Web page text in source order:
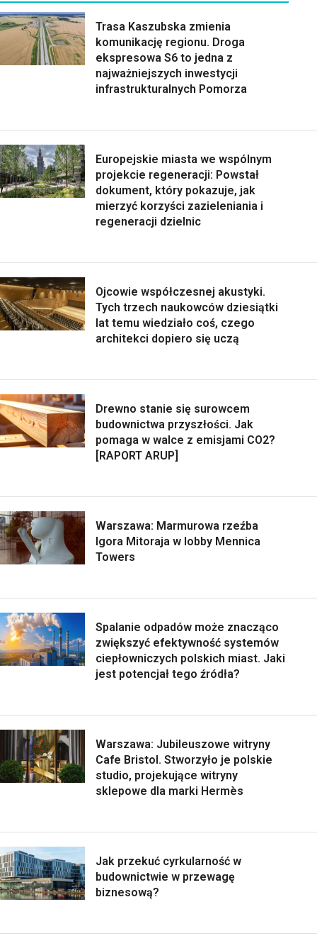
Trasa Kaszubska zmienia
komunikację regionu. Droga
ekspresowa S6 to jedna z
najważniejszych inwestycji
infrastrukturalnych Pomorza
Europejskie miasta we wspólnym
projekcie regeneracji: Powstał
dokument, który pokazuje, jak
mierzyć korzyści zazieleniania i
regeneracji dzielnic
Ojcowie współczesnej akustyki.
Tych trzech naukowców dziesiątki
lat temu wiedziało coś, czego
architekci dopiero się uczą
Drewno stanie się surowcem
budownictwa przyszłości. Jak
pomaga w walce z emisjami CO2?
[RAPORT ARUP]
Warszawa: Marmurowa rzeźba
Igora Mitoraja w lobby Mennica
Towers
Spalanie odpadów może znacząco
zwiększyć efektywność systemów
ciepłowniczych polskich miast. Jaki
jest potencjał tego źródła?
Warszawa: Jubileuszowe witryny
Cafe Bristol. Stworzyło je polskie
studio, projekujące witryny
sklepowe dla marki Hermès
Jak przekuć cyrkularność w
budownictwie w przewagę
biznesową?